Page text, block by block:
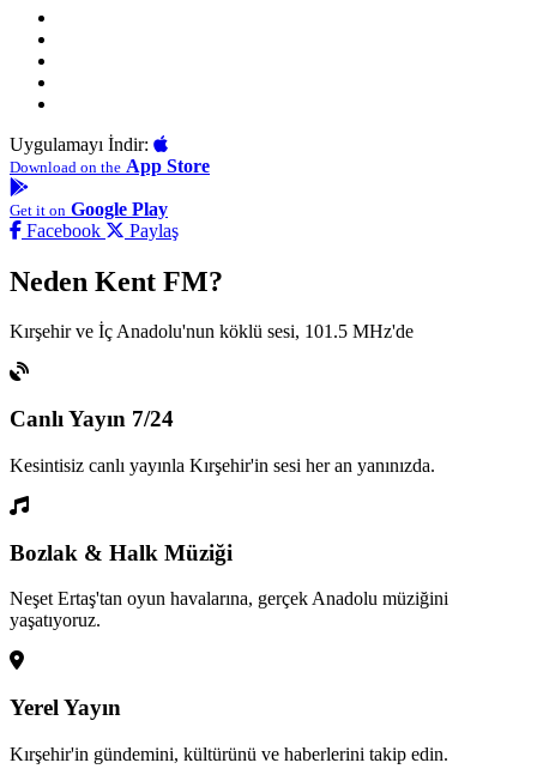
Uygulamayı İndir:
Download on the App Store
Get it on Google Play
Facebook
Paylaş
Neden Kent FM?
Kırşehir ve İç Anadolu'nun köklü sesi, 101.5 MHz'de
Canlı Yayın 7/24
Kesintisiz canlı yayınla Kırşehir'in sesi her an yanınızda.
Bozlak & Halk Müziği
Neşet Ertaş'tan oyun havalarına, gerçek Anadolu müziğini
yaşatıyoruz.
Yerel Yayın
Kırşehir'in gündemini, kültürünü ve haberlerini takip edin.